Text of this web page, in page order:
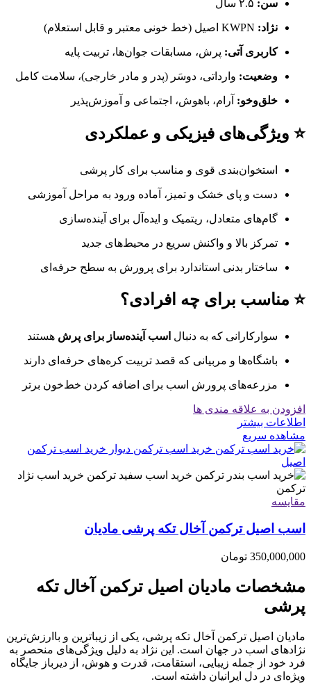
سن:
نژاد:
کاربری آتی: پرش، مسابقات جوان‌ها، تربیت پایه
وضعیت: وارداتی، دوسَر (پدر و مادر خارجی)، سلامت کامل
خلق‌وخو: آرام، باهوش، اجتماعی و آموزش‌پذیر
⭐ ویژگی‌های فیزیکی و عملکردی
استخوان‌بندی قوی و مناسب برای کار پرشی
دست و پای خشک و تمیز، آماده ورود به مراحل آموزشی
گام‌های متعادل، ریتمیک و ایده‌آل برای آینده‌سازی
تمرکز بالا و واکنش سریع در محیط‌های جدید
ساختار بدنی استاندارد برای پرورش به سطح حرفه‌ای
⭐ مناسب برای چه افرادی؟
سوارکارانی که به دنبال اسب آینده‌ساز برای پرش هستند
باشگاه‌ها و مربیانی که قصد تربیت کره‌های حرفه‌ای دارند
مزرعه‌های پرورش اسب برای اضافه کردن خط‌خون برتر
افزودن به علاقه مندی ها
اطلاعات بیشتر
مشاهده سریع
مقایسه
اسب اصیل ترکمن آخال تکه پرشی مادیان
350,000,000 تومان
مشخصات مادیان اصیل ترکمن آخال تکه
پرشی
مادیان اصیل ترکمن آخال تکه پرشی، یکی از زیباترین و باارزش‌ترین
نژادهای اسب در جهان است. این نژاد به دلیل ویژگی‌های منحصر به
فرد خود از جمله زیبایی، استقامت، قدرت و هوش، از دیرباز جایگاه
ویژه‌ای در دل ایرانیان داشته است.